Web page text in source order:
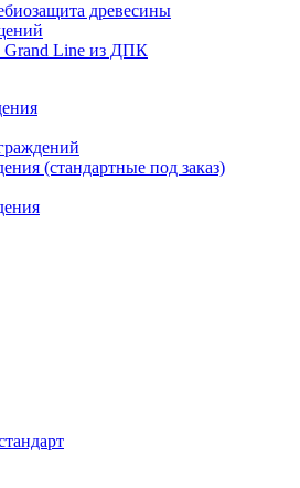
древесины
Grand Line из ДПК
(стандартные под заказ)